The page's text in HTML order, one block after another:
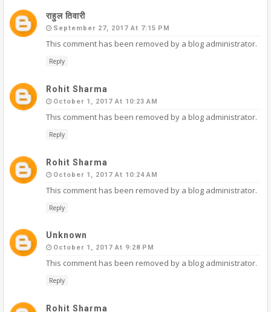
राहुल तिवारी
September 27, 2017 At 7:15 PM
This comment has been removed by a blog administrator.
Reply
Rohit Sharma
October 1, 2017 At 10:23 AM
This comment has been removed by a blog administrator.
Reply
Rohit Sharma
October 1, 2017 At 10:24 AM
This comment has been removed by a blog administrator.
Reply
Unknown
October 1, 2017 At 9:28 PM
This comment has been removed by a blog administrator.
Reply
Rohit Sharma